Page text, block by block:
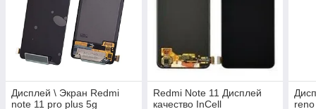
Дисплей \ Экран Redmi
note 11 pro plus 5g
Redmi Note 11 Дисплей
качество InCell